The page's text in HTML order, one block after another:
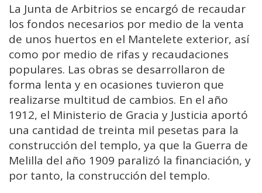
La Junta de Arbitrios se encargó de recaudar
los fondos necesarios por medio de la venta
de unos huertos en el Mantelete exterior, así
como por medio de rifas y recaudaciones
populares. Las obras se desarrollaron de
forma lenta y en ocasiones tuvieron que
realizarse multitud de cambios. En el año
1912, el Ministerio de Gracia y Justicia aportó
una cantidad de treinta mil pesetas para la
construcción del templo, ya que la Guerra de
Melilla del año 1909 paralizó la financiación, y
por tanto, la construcción del templo.